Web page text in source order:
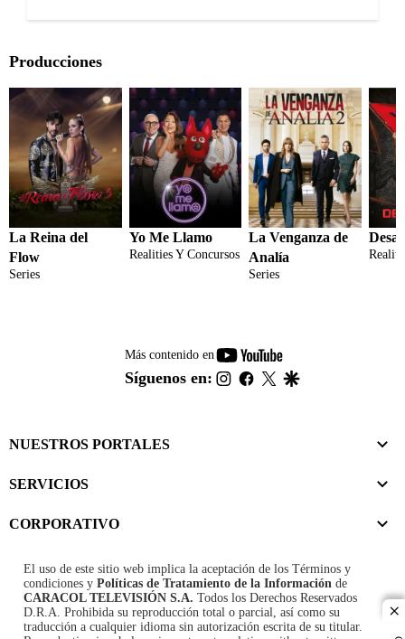
Producciones
La Reina del
Flow
Series
Yo Me Llamo
Realities Y Concursos
La Venganza de
Analía
Series
Más contenido en
youtube-
footer
Síguenos en: instagram
facebook
twitter
NUESTROS PORTALES
SERVICIOS
CORPORATIVO
El uso de este sitio web implica la aceptación de los Términos y
condiciones y Políticas de Tratamiento de la Información de
CARACOL TELEVISIÓN S.A. Todos los Derechos Reservados
D.R.A. Prohibida su reproducción total o parcial, así como su
traducción a cualquier idioma sin autorización escrita de su titular.